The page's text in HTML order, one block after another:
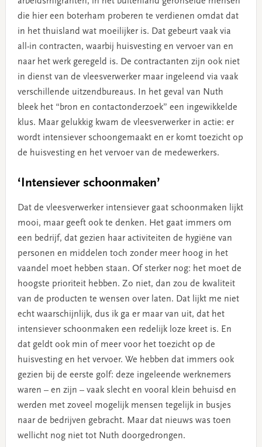
die hier een boterham proberen te verdienen omdat dat
in het thuisland wat moeilijker is. Dat gebeurt vaak via
all-in contracten, waarbij huisvesting en vervoer van en
naar het werk geregeld is. De contractanten zijn ook niet
in dienst van de vleesverwerker maar ingeleend via vaak
verschillende uitzendbureaus. In het geval van Nuth
bleek het “bron en contactonderzoek” een ingewikkelde
klus. Maar gelukkig kwam de vleesverwerker in actie: er
wordt intensiever schoongemaakt en er komt toezicht op
de huisvesting en het vervoer van de medewerkers.
‘Intensiever schoonmaken’
Dat de vleesverwerker intensiever gaat schoonmaken lijkt
mooi, maar geeft ook te denken. Het gaat immers om
een bedrijf, dat gezien haar activiteiten de hygiëne van
personen en middelen toch zonder meer hoog in het
vaandel moet hebben staan. Of sterker nog: het moet de
hoogste prioriteit hebben. Zo niet, dan zou de kwaliteit
van de producten te wensen over laten. Dat lijkt me niet
echt waarschijnlijk, dus ik ga er maar van uit, dat het
intensiever schoonmaken een redelijk loze kreet is. En
dat geldt ook min of meer voor het toezicht op de
huisvesting en het vervoer. We hebben dat immers ook
gezien bij de eerste golf: deze ingeleende werknemers
waren – en zijn – vaak slecht en vooral klein behuisd en
werden met zoveel mogelijk mensen tegelijk in busjes
naar de bedrijven gebracht. Maar dat nieuws was toen
wellicht nog niet tot Nuth doorgedrongen.